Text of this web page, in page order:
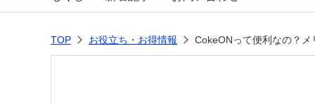
TOP お役立ち・お得情報 CokeONって便利なの？